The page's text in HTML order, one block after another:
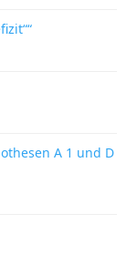
A 1 und D